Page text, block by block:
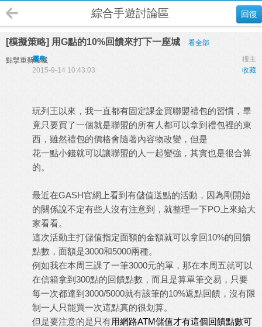
回復
綜合手遊討論區
[模擬策略] 用G點的10%回饋來打下一座城 看全部
點擊重新加載 樓主
霧島
收藏
2015-9-14 10:43:03
玩列王以來，我一直都有固定課金買聯盟禮包的習慣，畢
竟只要買了一個就是聯盟的所有人都可以拿到禮包裡的東
西，雖然禮包的價格會隨著內容物改變，但是
花一點小錢就可以讓聯盟的人一起變強，其實也是很合算
的。
最近在GASH官網上看到有儲值送點的活動，因為剛開始
的關係說不定有些人沒有注意到，就整理一下PO 上來給大
家看看。
這次活動主打儲值指定面額的金額就可以拿回10%的回饋
點數，面額是3000和5000兩種。
例如我在本周三課了一筆3000元的單，那在本周五就可以
在信箱拿到 300點的回饋點數，而且是算單筆交易，只要
每一次都達到 3000/5000就有該筆的10%返點回饋，沒有限
制一人只能買一次這點真的很划算。
但是要注意的是只有用網路ATM儲值才有這個回饋點數可